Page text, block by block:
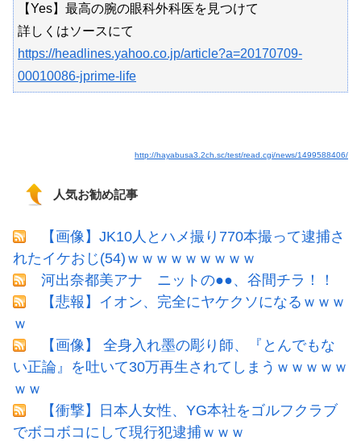
【Yes】最高の腕の眼科外科医を見つけて
詳しくはソースにて
https://headlines.yahoo.co.jp/article?a=20170709-
00010086-jprime-life
http://hayabusa3.2ch.sc/test/read.cgi/news/1499588406/
人気お勧め記事
【画像】JK10人とハメ撮り770本撮って逮捕さ
れたイケおじ(54)ｗｗｗｗｗｗｗｗｗ
河出奈都美アナ ニットの●●、谷間チラ！！
【悲報】イオン、完全にヤケクソになるｗｗｗ
ｗ
【画像】 全身入れ墨の彫り師、『とんでもな
い正論』を吐いて30万再生されてしまうｗｗｗｗｗ
ｗｗ
【衝撃】日本人女性、YG本社をゴルフクラブ
でボコボコにして現行犯逮捕ｗｗｗ